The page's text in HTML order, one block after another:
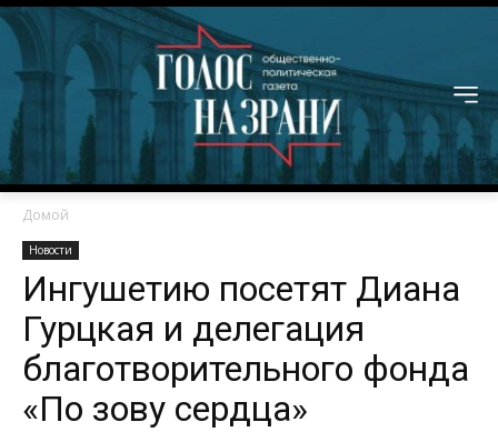
Домой
Новости
Ингушетию посетят Диана
Гурцкая и делегация
благотворительного фонда
«По зову сердца»